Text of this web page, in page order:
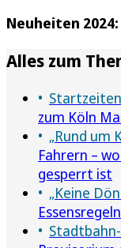
Neuheiten 2024:
Alles zum
zum Köln
„Rund um
Fahrern –
gesperrt ist
„Keine